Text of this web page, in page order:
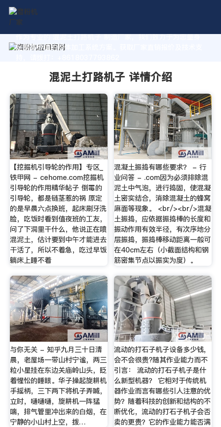
作为专业的 混泥土打路机子 制造厂家，我们致力于为您量身
定制高价值的粉体加工系统方案。获取厂家直销报价及技术支
混泥土打路机子 详情介绍
【挖掘机引导轮的作用】专区_
铁甲网 - cehome.com挖掘机
引导轮的作用精华帖子 倒霉的
引导轮，都是链茎惹的祸 原定
的是早晨六点换班，起床刷牙洗
脸，吃饭时看到值夜班的工友，
问了下洞里干什么，他说正在喷
混泥土，估计要到中午才能进去
干活了，所以不着急，吃过早饭
躺床上睡不着
混凝土振捣有哪些要求？ - 行
业问答 - .com因为必须排除混
泥土中气泡，进行捣固，使混凝
土密实结合，消除混凝土的蜂窝
麻面等现象。 <br/><br/>混凝
土振捣，应依据振捣棒的长度和
振动作用有效半径，有次序地分
层振捣，振捣棒移动距离一般可
在40cm左右（小截面结构和钢
筋密集节点以振实为度）。
与你无关 - 知乎九月三十日清
晨，老屋场一带山村宁谧，两三
粒小星挂在东边关庙岭山头，眨
着惺忪的睡眼。华子操起旋耕机
手摇柄，三下两下将机子弄喊，
立时，嗵嗵嗵，旋耕机一阵猛
喘，排气管里冲出来的白烟，在
宁静的小山村上空，拨…
流动的打石子机子设备多少钱,
会不会很贵?随其作业能力而不
引言： 流动的打石子机子是什
么新型机器？ 它相对于传统机
器作业而言有哪些引人注意的优
势？随着科技的创新和结构的不
断优化，流动的打石子机子会否
卖的更贵？它的作业能力能否满